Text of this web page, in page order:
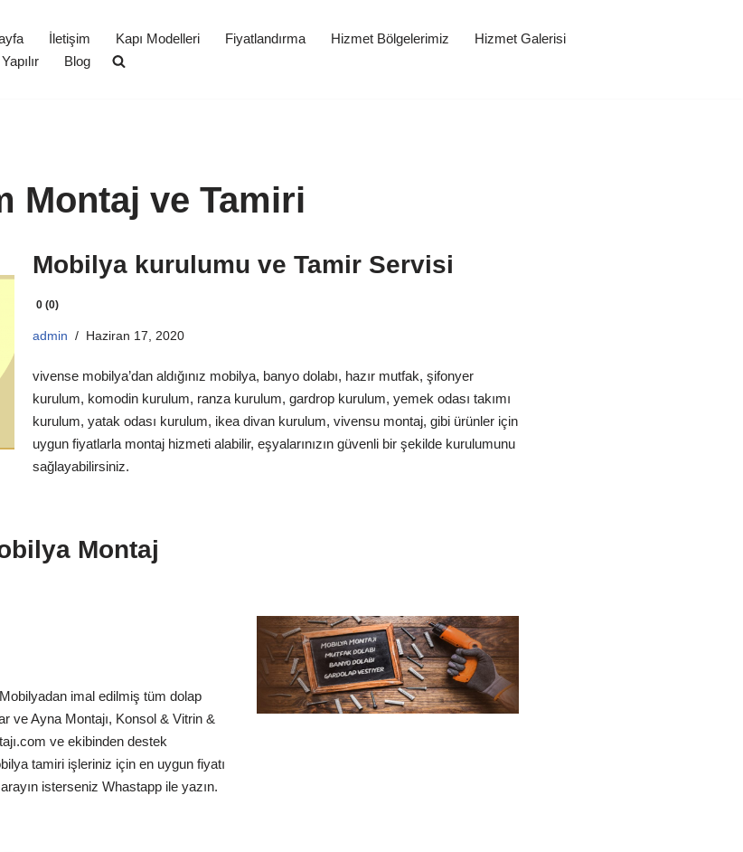
İletişim Kapı Modelleri Fiyatlandırma Hizmet Bölgelerimiz
Hizmet Galerisi
Blog
Montaj ve Tamiri
Mobilya kurulumu ve Tamir Servisi
0 (0)
admin Haziran 17, 2020
vivense mobilya’dan aldığınız mobilya, banyo dolabı, hazır mutfak, şifonyer
kurulum, komodin kurulum, ranza kurulum, gardrop kurulum, yemek odası takımı
kurulum, yatak odası kurulum, ikea divan kurulum, vivensu montaj, gibi ürünler için
uygun fiyatlarla montaj hizmeti alabilir, eşyalarınızın güvenli bir şekilde kurulumunu
sağlayabilirsiniz.
Montaj
imal edilmiş tüm dolap
ve Ayna Montajı, Konsol & Vitrin &
ve ekibinden destek
tamiri işleriniz için en uygun fiyatı
isterseniz Whastapp ile yazın.